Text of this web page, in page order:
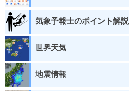
気象予報士のポイント解説
世界天気
地震情報